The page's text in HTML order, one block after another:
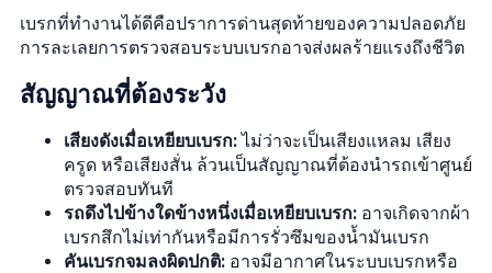
เบรกที่ทำงานได้ดีคือปราการด่านสุดท้ายของความปลอดภัย
การละเลยการตรวจสอบระบบเบรกอาจส่งผลร้ายแรงถึงชีวิต
สัญญาณที่ต้องระวัง
เสียงดังเมื่อเหยียบเบรก:ไม่ว่าจะเป็นเสียงแหลม เสียง
ครูด หรือเสียงสั่น ล้วนเป็นสัญญาณที่ต้องนำรถเข้าศูนย์
ตรวจสอบทันที
รถดึงไปข้างใดข้างหนึ่งเมื่อเหยียบเบรก: อาจเกิดจากผ้า
เบรกสึกไม่เท่ากันหรือมีการรั่วซึมของน้ำมันเบรก
คันเบรกจมลงผิดปกติ: อาจมีอากาศในระบบเบรกหรือ